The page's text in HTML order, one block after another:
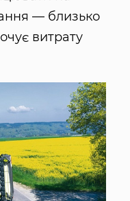
— близько
витрату